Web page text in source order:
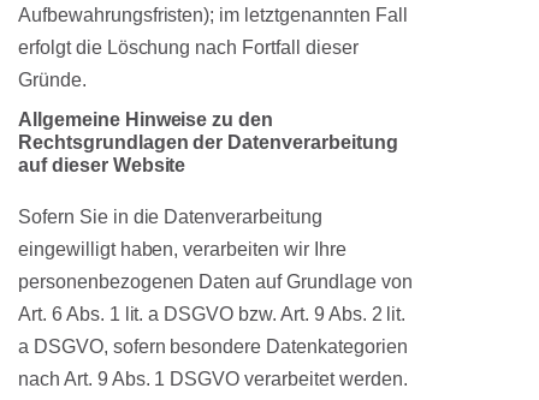
Aufbewahrungsfristen); im letztgenannten Fall
erfolgt die Löschung nach Fortfall dieser
Gründe.
Allgemeine Hinweise zu den
Rechtsgrundlagen der Datenverarbeitung
auf dieser Website
Sofern Sie in die Datenverarbeitung
eingewilligt haben, verarbeiten wir Ihre
personenbezogenen Daten auf Grundlage von
Art. 6 Abs. 1 lit. a DSGVO bzw. Art. 9 Abs. 2 lit.
a DSGVO, sofern besondere Datenkategorien
nach Art. 9 Abs. 1 DSGVO verarbeitet werden.